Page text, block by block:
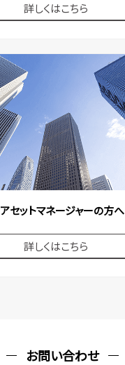
詳しくはこちら
アセットマネージャーの方へ
詳しくはこちら
お問い合わせ